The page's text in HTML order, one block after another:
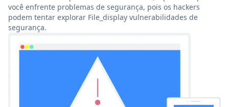
você enfrente problemas de segurança, pois os hackers
podem tentar explorar File_display vulnerabilidades de
segurança.